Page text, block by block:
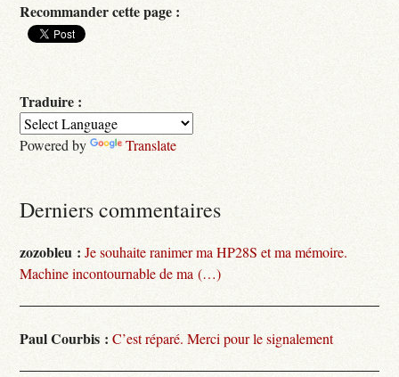
Recommander cette page :
Traduire :
Powered by Translate
Derniers commentaires
zozobleu : Je souhaite ranimer ma HP28S et ma mémoire.
Machine incontournable de ma (…)
Paul Courbis : C’est réparé. Merci pour le signalement